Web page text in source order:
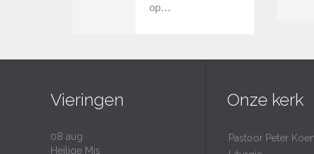
op…
Vieringen
08 aug
Heilige Mis
Onze kerk
Pastoor Peter